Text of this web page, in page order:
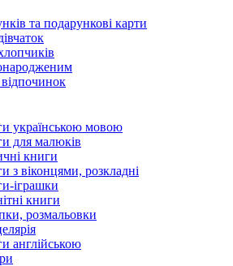
та подарункові карти
українською мовою
для малюків
книги
з віконцями, розкладні
іграшки
книги
розмальовки
англійською